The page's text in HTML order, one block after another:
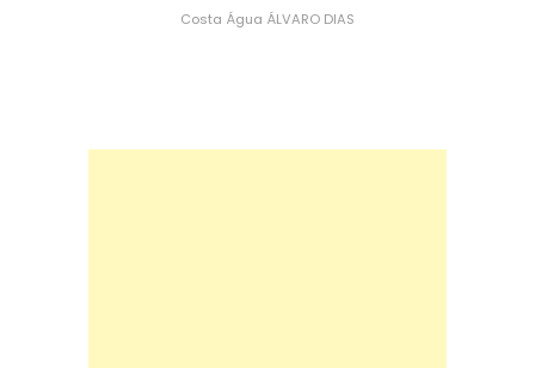
Costa Água ÁLVARO DIAS